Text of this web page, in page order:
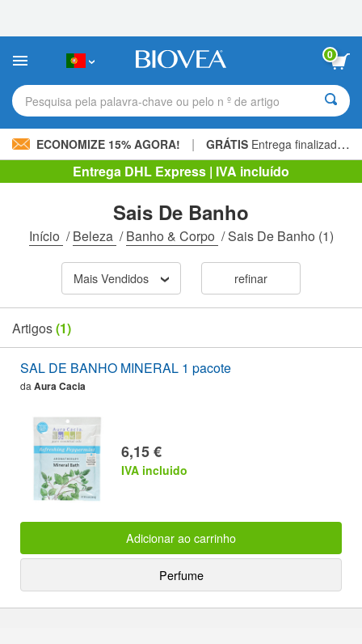
site
um
de
acessibilidade.
0
Pesquisa pela palavra-chave ou pelo n º de artigo
ECONOMIZE 15% AGORA! | GRÁTIS Entrega finalizada 60,00 € »
Entrega DHL Express | IVA incluído
Sais De Banho
Início /Beleza /Banho & Corpo /Sais De Banho (1)
Mais Vendidos refinar
Artigos(1)
SAL DE BANHO MINERAL 1 pacote
daAura Cacia
6,15 €
IVA incluido
Adicionar ao carrinho
Perfume